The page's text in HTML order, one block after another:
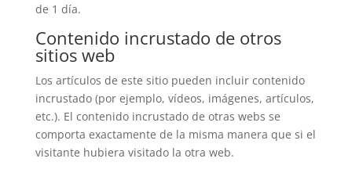
de 1 día.
Contenido incrustado de otros
sitios web
Los artículos de este sitio pueden incluir contenido
incrustado (por ejemplo, vídeos, imágenes, artículos,
etc.). El contenido incrustado de otras webs se
comporta exactamente de la misma manera que si el
visitante hubiera visitado la otra web.